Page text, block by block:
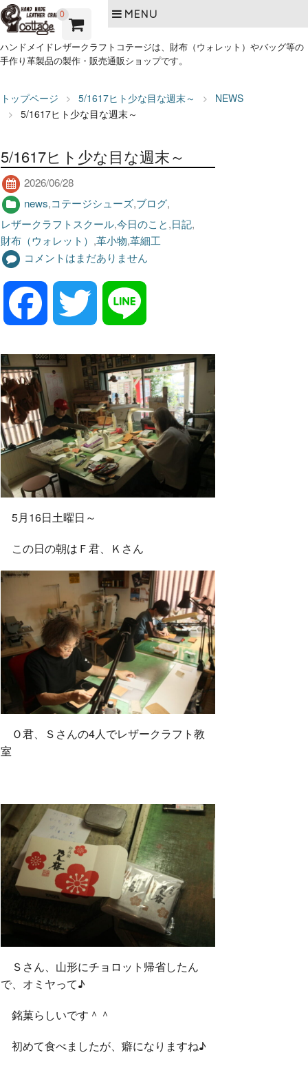
0 MENU
ハンドメイドレザークラフトコテージは、財布（ウォレット）やバッグ等の
手作り革製品の製作・販売通販ショップです。
トップページ 5/1617ヒト少な目な週末～
NEWS
5/1617ヒト少な目な週末～
5/1617ヒト少な目な週末～
2026/06/28
news,コテージシューズ,ブログ,
レザークラフトスクール,今日のこと,日記,
財布（ウォレット） ,革小物,革細工
コメントはまだありません
c
e
b
o
o
k
i
t
t
r
n
e
5月16日土曜日～
この日の朝はＦ君、Ｋさん
Ｏ君、Ｓさんの4人でレザークラフト教
室
Ｓさん、山形にチョロット帰省したん
で、オミヤって♪
銘菓らしいです＾＾
初めて食べましたが、癖になりますね♪